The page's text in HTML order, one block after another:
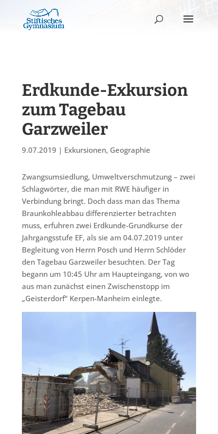
Erdkunde-Exkursion
zum Tagebau
Garzweiler
9.07.2019 | Exkursionen, Geographie
Zwangsumsiedlung, Umweltverschmutzung – zwei
Schlagwörter, die man mit RWE häufiger in
Verbindung bringt. Doch dass man das Thema
Braunkohleabbau differenzierter betrachten
muss, erfuhren zwei Erdkunde-Grundkurse der
Jahrgangsstufe EF, als sie am 04.07.2019 unter
Begleitung von Herrn Posch und Herrn Schlöder
den Tagebau Garzweiler besuchten. Der Tag
begann um 10:45 Uhr am Haupteingang, von wo
aus man zunächst einen Zwischenstopp im
„Geisterdorf“ Kerpen-Manheim einlegte.